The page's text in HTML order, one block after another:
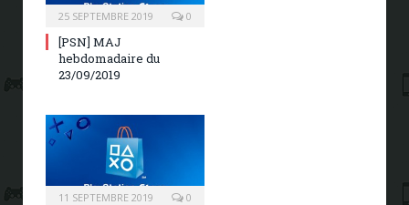
25 SEPTEMBRE 2019 0
[PSN] MAJ
hebdomadaire du
23/09/2019
11 SEPTEMBRE 2019 0